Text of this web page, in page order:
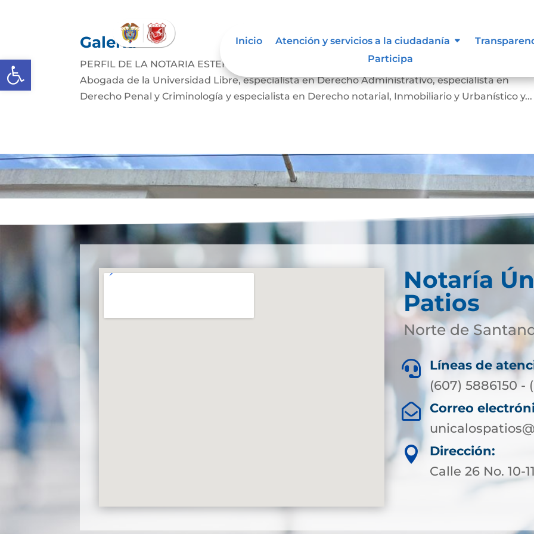
Abrir barra de herramientas
Inicio Atención y servicios a la ciudadanía
Participa
Galería
PERFIL DE LA NOTARIA ESTEFANIA PEREZ CRUZ Nacida en Cúcuta el 24 de agosto de 1990.
Abogada de la Universidad Libre, especialista en Derecho Administrativo, especialista en
Derecho Penal y Criminología y especialista en Derecho notarial, Inmobiliario y Urbanístico y...
Notaría
Patios
Norte de

Líneas de
(607) 5886150 -

Correo

Dirección:
Calle 26 No. 10-